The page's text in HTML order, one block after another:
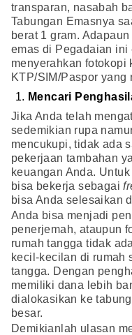
transparan, nasabah
Tabungan Emasnya
berat 1 gram.
emas di Pegadaian ini
menyerahkan fotokopi
KTP/SIM/Paspor yang
Mencari
Jika Anda telah
sedemikian rupa
mencukupi, tidak ada
pekerjaan tambahan
keuangan Anda.
bisa bekerja sebagai
bisa Anda selesaikan
Anda bisa menjadi
penerjemah, ataupun
rumah tangga tidak
kecil-kecilan di rumah
tangga. Dengan
memiliki dana lebih
dialokasikan ke
besar.
Demikianlah ulasan